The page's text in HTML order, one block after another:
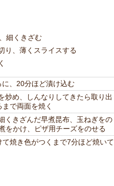
細くきざむ
り、薄くスライスする
、20分ほど漬け込む
炒め、しんなりしてきたら取り出
で両面を焼く
くきざんだ早煮昆布、玉ねぎをの
をかけ、ピザ用チーズをのせる
焼き色がつくまで7分ほど焼いて